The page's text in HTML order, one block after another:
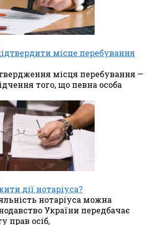
місце перебування
місця перебування —
того, що певна особа
дії нотаріуса?
нотаріуса можна
України передбачає
прав осіб,